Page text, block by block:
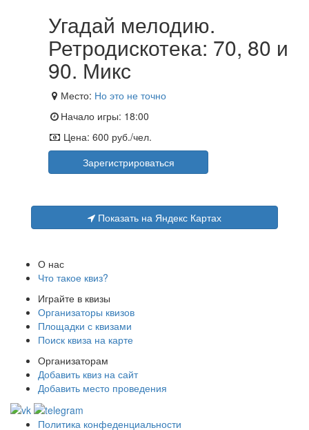
Угадай мелодию.
Ретродискотека: 70, 80 и
90. Микс
Место: Но это не точно
Начало игры: 18:00
Цена: 600 руб./чел.
Зарегистрироваться
Показать на Яндекс Картах
О нас
Что такое квиз?
Играйте в квизы
Организаторы квизов
Площадки с квизами
Поиск квиза на карте
Организаторам
Добавить квиз на сайт
Добавить место проведения
Политика конфеденциальности